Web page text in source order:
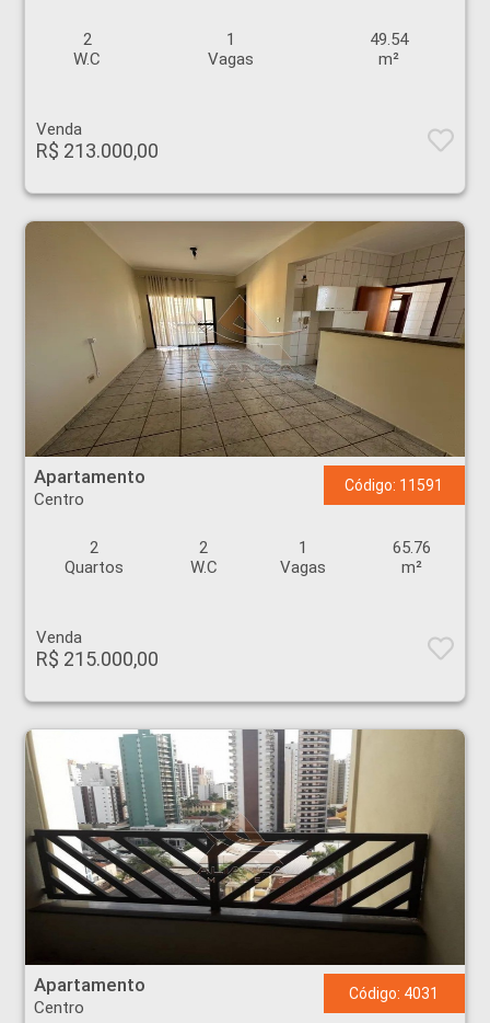
2
W.C
1
Vagas
49.54
m²
Venda
R$ 213.000,00
Apartamento - Centro - Ribeirão Preto
Apartamento
Centro
Código: 11591
2
Quartos
2
W.C
1
Vagas
65.76
m²
Venda
R$ 215.000,00
Apartamento
Centro
Código: 4031